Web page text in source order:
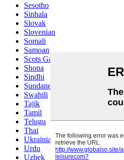
Sesotho
Sinhala
Slovak
Slovenian
Somali
Samoan
Scots Gaelic
Shona
Sindhi
Sundanese
Swahili
Tajik
Tamil
Telugu
Thai
Ukrainian
Urdu
Uzbek